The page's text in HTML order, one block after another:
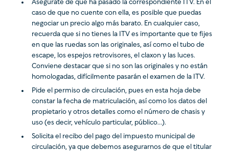
Asegúrate de que ha pasado la correspondiente ITV. En el
caso de que no cuente con ella, es posible que puedas
negociar un precio algo más barato. En cualquier caso,
recuerda que si no tienes la ITV es importante que te fijes
en que las ruedas son las originales, así como el tubo de
escape, los espejos retrovisores, el claxon y las luces.
Conviene destacar que si no son las originales y no están
homologadas, difícilmente pasarán el examen de la ITV.
Pide el permiso de circulación, pues en esta hoja debe
constar la fecha de matriculación, así como los datos del
propietario y otros detalles como el número de chasis y
uso (es decir, vehículo particular, público…).
Solicita el recibo del pago del impuesto municipal de
circulación, ya que debemos asegurarnos de que el titular